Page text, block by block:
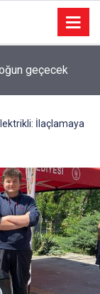
geçecek
İlaçlamaya